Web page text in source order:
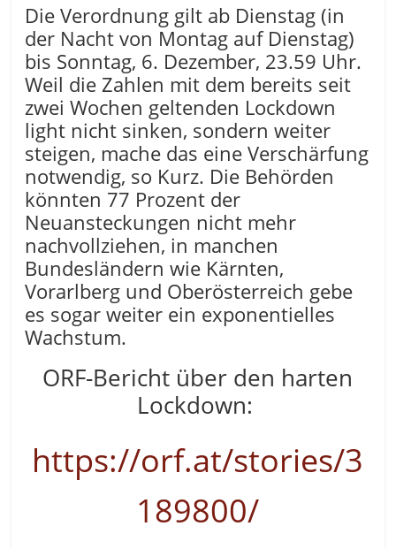
Die Verordnung gilt ab Dienstag (in
der Nacht von Montag auf Dienstag)
bis Sonntag, 6. Dezember, 23.59 Uhr.
Weil die Zahlen mit dem bereits seit
zwei Wochen geltenden Lockdown
light nicht sinken, sondern weiter
steigen, mache das eine Verschärfung
notwendig, so Kurz. Die Behörden
könnten 77 Prozent der
Neuansteckungen nicht mehr
nachvollziehen, in manchen
Bundesländern wie Kärnten,
Vorarlberg und Oberösterreich gebe
es sogar weiter ein exponentielles
Wachstum.
ORF-Bericht über den harten
Lockdown:
https://orf.at/stories/3
189800/